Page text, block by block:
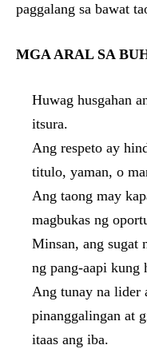
paggalang sa bawat
MGA ARAL SA
Huwag husgahan
itsura.
Ang respeto ay
titulo, yaman, o
Ang taong may
magbukas ng
Minsan, ang sugat
ng pang-aapi
Ang tunay na lider
pinanggalingan at
itaas ang iba.